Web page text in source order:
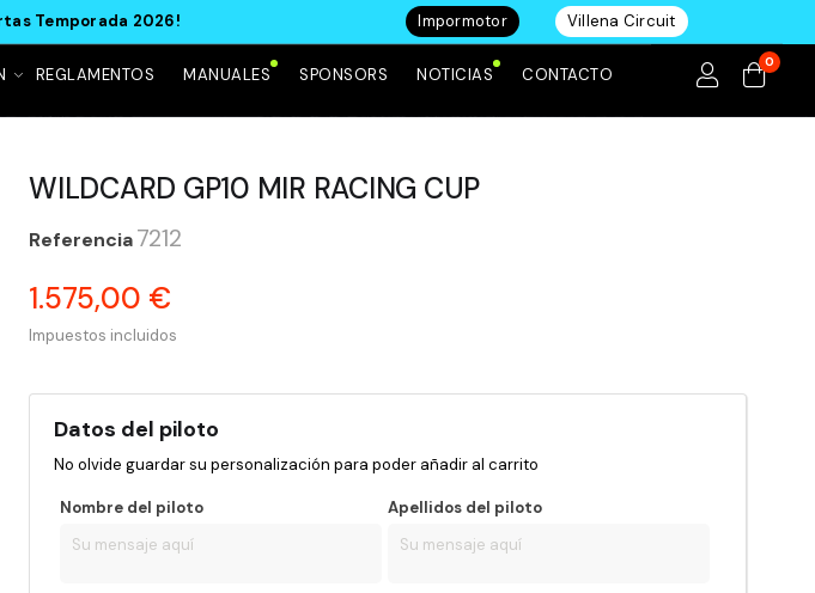
Temporada 2026! Impormotor Villena Circuit
REGLAMENTOS MANUALES SPONSORS NOTICIAS CONTACTO
0
WILDCARD GP10 MIR RACING CUP
Referencia7212
1.575,00 €
Impuestos incluidos
Datos del piloto
No olvide guardar su personalización para poder añadir al carrito
Nombre del piloto Apellidos del piloto